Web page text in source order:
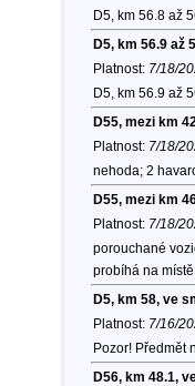
D5, km 56.8 až
D5, km 56.9 až
Platnost: 7/18/
D5, km 56.9 až
D55, mezi km
Platnost: 7/18/
nehoda; 2
D55, mezi km
Platnost: 7/18/
porouchané
probíhá na místě.
D5, km 58, ve
Platnost: 7/16/
Pozor! Předmět
D56, km 48.1,